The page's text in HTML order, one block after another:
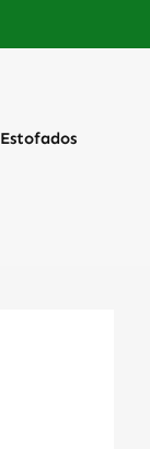
Estofados